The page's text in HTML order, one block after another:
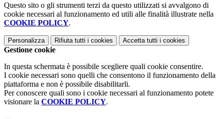
Questo sito o gli strumenti terzi da questo utilizzati si avvalgono di
cookie necessari al funzionamento ed utili alle finalità illustrate nella
COOKIE POLICY.
Personalizza Rifiuta tutti i cookies Accetta tutti i cookies
Gestione cookie
In questa schermata è possibile scegliere quali cookie consentire.
I cookie necessari sono quelli che consentono il funzionamento della
piattaforma e non è possibile disabilitarli.
Per conoscere quali sono i cookie necessari al funzionamento potete
visionare la COOKIE POLICY.